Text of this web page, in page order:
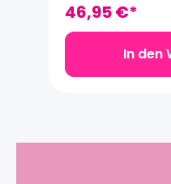
ob fürs
längeren Urlaub.
Aussentasche
Verschluss. Aus
Samt in einem
braunen Ton.
46,95 €*
In den